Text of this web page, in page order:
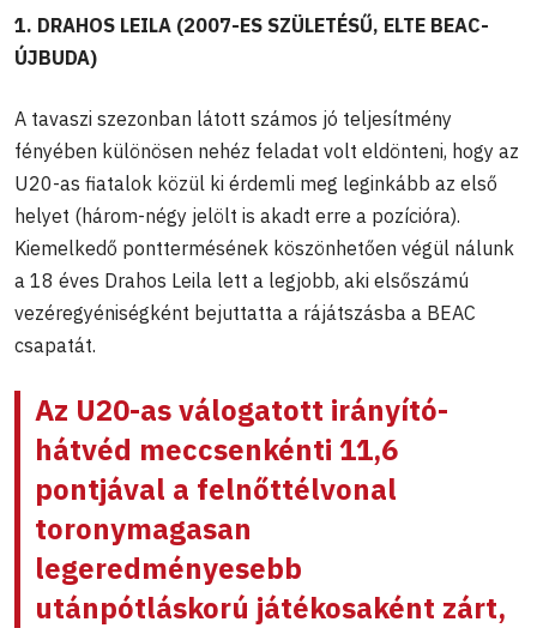
1. DRAHOS LEILA (2007-ES SZÜLETÉSŰ, ELTE BEAC-
ÚJBUDA)
A tavaszi szezonban látott számos jó teljesítmény
fényében különösen nehéz feladat volt eldönteni, hogy az
U20-as fiatalok közül ki érdemli meg leginkább az első
helyet (három-négy jelölt is akadt erre a pozícióra).
Kiemelkedő ponttermésének köszönhetően végül nálunk
a 18 éves Drahos Leila lett a legjobb, aki elsőszámú
vezéregyéniségként bejuttatta a rájátszásba a BEAC
csapatát.
Az U20-as válogatott irányító-
hátvéd meccsenkénti 11,6
pontjával a felnőttélvonal
toronymagasan
legeredményesebb
utánpótláskorú játékosaként zárt,